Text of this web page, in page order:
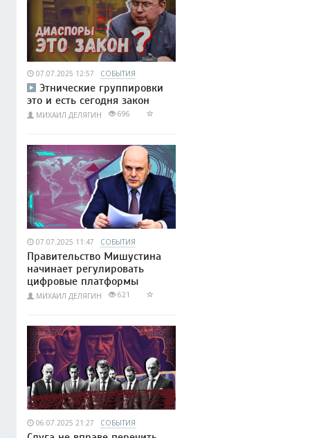
07.07.2025 12:57 СОБЫТИЯ
Этнические группировки
это и есть сегодня закон
МИХАИЛ ДЕЛЯГИН 696
07.07.2025 11:47 СОБЫТИЯ
Правительство Мишустина
начинает регулировать
цифровые платформы
МИХАИЛ ДЕЛЯГИН 621
06.07.2025 21:27 СОБЫТИЯ